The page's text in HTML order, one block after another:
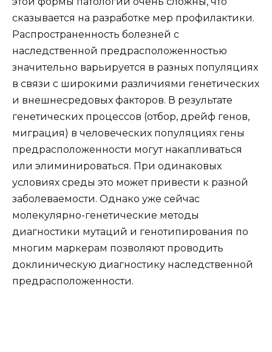
сказывается на разработке мер профилактики.
Распространенность болезней с
наследственной предрасположенностью
значительно варьируется в разных популяциях
в связи с широкими различиями генетических
и внешнесредовых факторов. В результате
генетических процессов (отбор, дрейф генов,
миграция) в человеческих популяциях гены
предрасположенности могут накапливаться
или элиминироваться. При одинаковых
условиях среды это может привести к разной
заболеваемости. Однако уже сейчас
молекулярно-генетические методы
диагностики мутаций и генотипирования по
многим маркерам позволяют проводить
доклиническую диагностику наследственной
предрасположенности.